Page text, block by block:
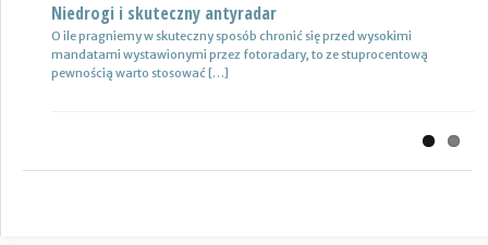
Niedrogi i skuteczny antyradar
O ile pragniemy w skuteczny sposób chronić się przed wysokimi
mandatami wystawionymi przez fotoradary, to ze stuprocentową
pewnością warto stosować […]
Drewutnia z palet na działkę
Wiele osób zastanawia się, jaki rodzaj drewutni ogrodowej sprawdzi
się najlepiej w sytuacji bezpiecznego przechowywania na przykład